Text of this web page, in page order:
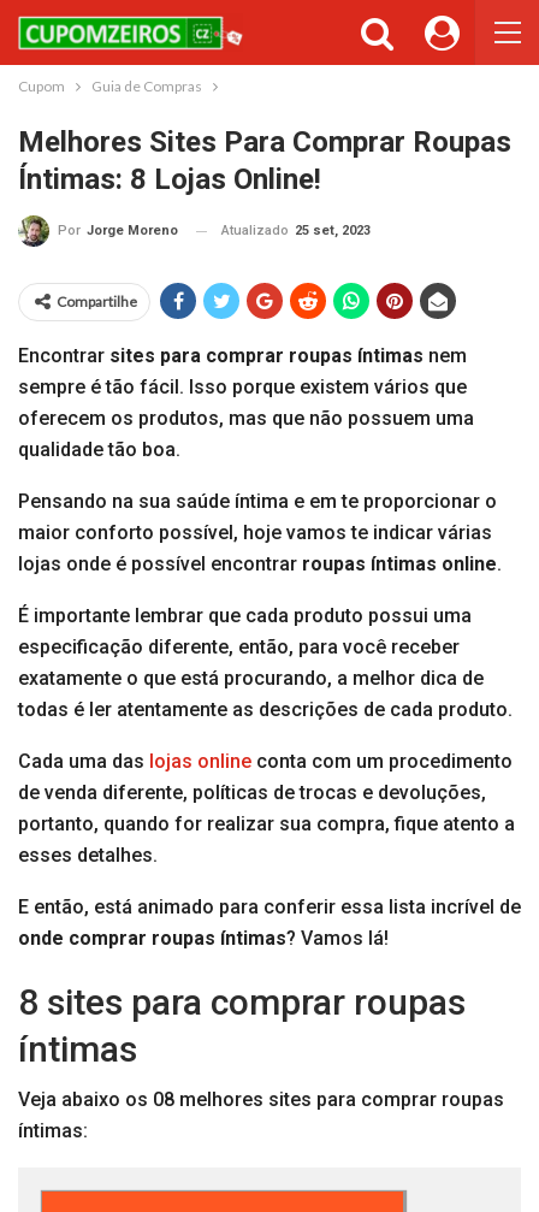
Cupons ou Cashback
Você gostaria de ser avisado sempre que tivermos cupons ou
cashback incríveis?
Não permitir
Cupom Guia de Compras
Melhores Sites Para Comprar Roupas
Íntimas: 8 Lojas Online!
Por Jorge Moreno Atualizado 25 set, 2023
Compartilhe
Encontrar sites para comprar roupas íntimas nem
sempre é tão fácil. Isso porque existem vários que
oferecem os produtos, mas que não possuem uma
qualidade tão boa.
Pensando na sua saúde íntima e em te proporcionar o
maior conforto possível, hoje vamos te indicar várias
lojas onde é possível encontrar roupas íntimas online.
É importante lembrar que cada produto possui uma
especificação diferente, então, para você receber
exatamente o que está procurando, a melhor dica de
todas é ler atentamente as descrições de cada produto.
Cada uma das lojas online conta com um procedimento
de venda diferente, políticas de trocas e devoluções,
portanto, quando for realizar sua compra, fique atento a
esses detalhes.
E então, está animado para conferir essa lista incrível de
onde comprar roupas íntimas? Vamos lá!
8 sites para comprar roupas
íntimas
Veja abaixo os 08 melhores sites para comprar roupas
íntimas: